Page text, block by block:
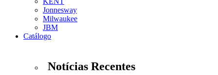
Jonnesway
Milwaukee
JBM
Catálogo
Notícias Recentes